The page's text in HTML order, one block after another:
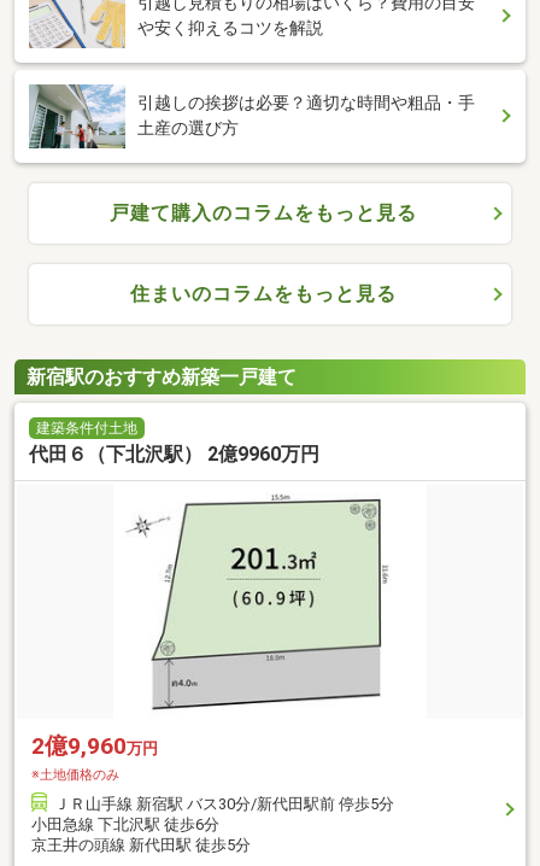
や安く抑えるコツを解説
引越しの挨拶は必要？適切な時間や粗品・手
土産の選び方
戸建て購入のコラムをもっと見る
住まいのコラムをもっと見る
新宿駅のおすすめ新築一戸建て
建築条件付土地
代田６（下北沢駅） 2億9960万円
2億9,960万円
※土地価格のみ
ＪＲ山手線 新宿駅 バス30分/新代田駅前 停歩5分
小田急線 下北沢駅 徒歩6分
京王井の頭線 新代田駅 徒歩5分